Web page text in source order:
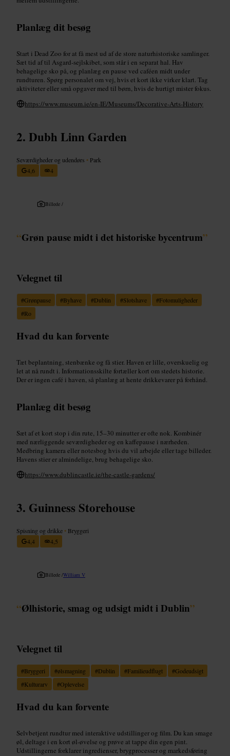
Planlæg dit besøg
Start i Dead Zoo for at få mest ud af de store naturhistoriske samlinger.
Sæt tid af til Asgard-sejlskibet, som står i en separat hal. Hav
behagelige sko på, og planlæg en pause ved caféen midt under
rundturen. Spørg personalet om vej, hvis et kort ikke virker klart. Tag
aktiviteter eller små opgaver med til børn, hvis de hurtigt mister fokus.
https://www.museum.ie/en-IE/Museums/Decorative-Arts-History
Dubh Linn Garden
Seværdigheder og udendørs • Park
4,6
4
Billede /
“Grøn pause midt i det historiske bycentrum”
Velegnet til
#Grønpause #Byhave #Dublin #Slotshave #Fotomuligheder
#Ro
Hvad du kan forvente
Tæt beplantning, stenbænke og få stier. Haven er lille, overskuelig og
let at nå rundt i. Informationsskilte fortæller kort om stedets historie.
Der er ingen café i haven, så planlæg at hente drikkevarer på forhånd.
Planlæg dit besøg
Sæt af et kort stop i din rute, 15–30 minutter er ofte nok. Kombinér
med nærliggende seværdigheder og en kaffepause i nærheden.
Medbring kamera eller notesbog hvis du vil arbejde eller tage billeder.
Havens stier er almindelige, brug behagelige sko.
https://www.dublincastle.ie/the-castle-gardens/
Guinness Storehouse
Spisning og drikke • Bryggeri
4,4
4,5
Billede /William V
“Ølhistorie, smag og udsigt midt i Dublin”
Velegnet til
#Bryggeri #ølsmagning #Dublin #Familieudflugt #Godeudsigt
#Kulturarv #Oplevelse
Hvad du kan forvente
Selvbetjent rundtur med interaktive udstillinger og film. Du kan smage
øl, deltage i en kort øl-øvelse og prøve at tappe din egen pint.
Udstillingerne forklarer ingredienser, brygprocesser og markedsføring